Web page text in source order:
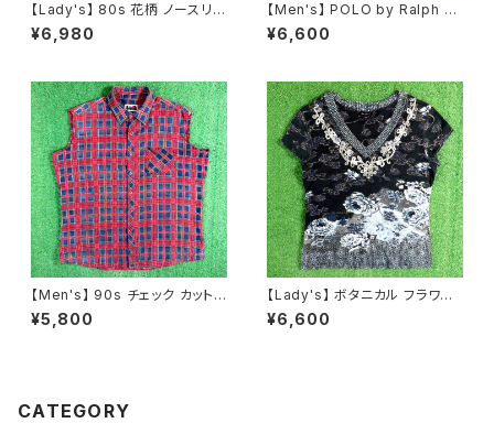
【Lady's】 80s 花柄 ノースリー
ブ ワンピース / アメリカ製 USA
製 80年代 ワンプ 古着 夏 レデ
¥6,980
【Men's】 POLO by Ralph La
uren 鹿の子素材 ヘンリーネッ
ク トップス / ラルフローレン ポ
¥6,600
【Men's】 90s チェック カットオ
フ フランネル ノースリーブ シャ
ツ / 90年代 ベスト 古着 ネルシ
¥5,800
【Lady's】 ボタニカル フラワー
柄 Vネック トップス / 古着 Tシ
ャツ ティーシャツ T-Shirt Y2K
¥6,600
CATEGORY